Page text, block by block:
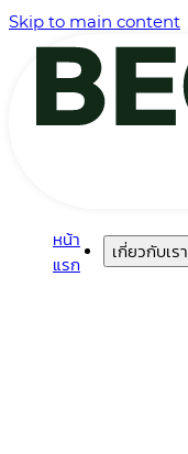
Skip to main content
หน้า
แรก
เกี่ยวกับเรา